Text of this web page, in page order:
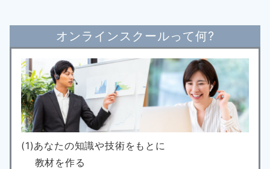
オンラインスクールって何?
(1)あなたの知識や技術をもとに
教材を作る